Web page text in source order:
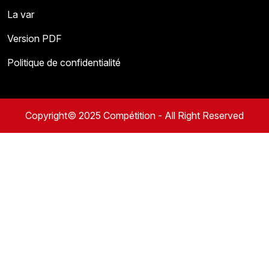
La var
Version PDF
Politique de confidentialité
Copyright© 2025 Compétition - All Right Reserved